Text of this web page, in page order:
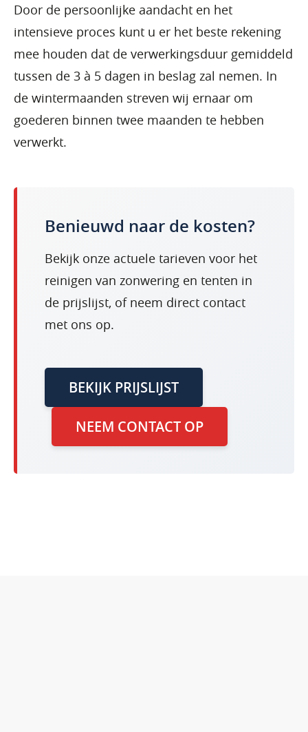
Door de persoonlijke aandacht en het
intensieve proces kunt u er het beste rekening
mee houden dat de verwerkingsduur gemiddeld
tussen de 3 à 5 dagen in beslag zal nemen. In
de wintermaanden streven wij ernaar om
goederen binnen twee maanden te hebben
verwerkt.
Benieuwd naar de kosten?
Bekijk onze actuele tarieven voor het
reinigen van zonwering en tenten in
de prijslijst, of neem direct contact
met ons op.
BEKIJK PRIJSLIJST
NEEM CONTACT OP